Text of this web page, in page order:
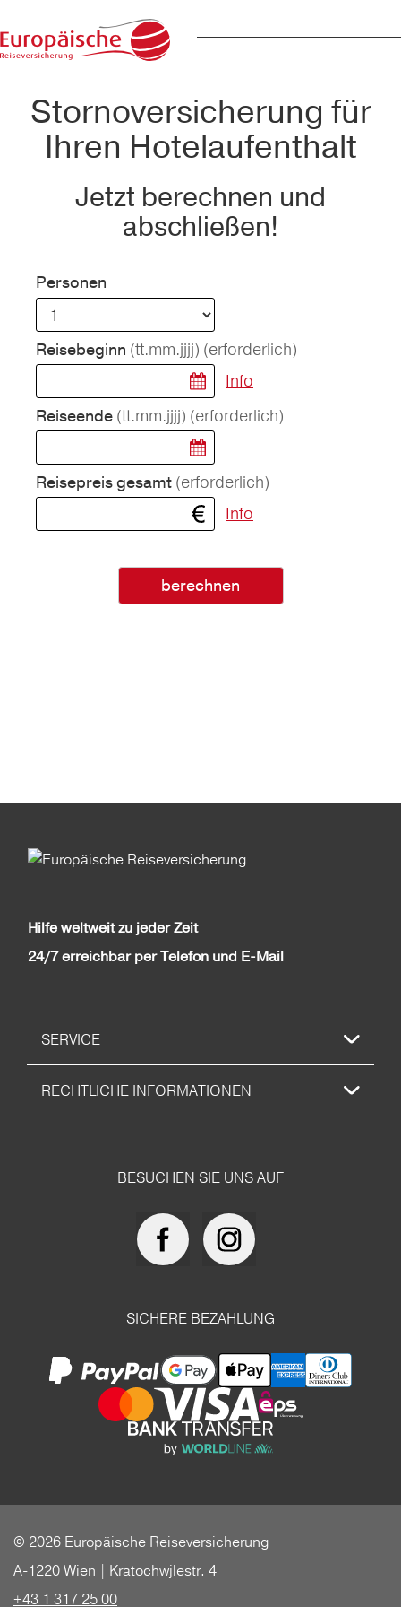
Stornoversicherung für
Ihren Hotelaufenthalt
Jetzt berechnen und
abschließen!
Personen
Reisebeginn (tt.mm.jjjj) (erforderlich)
Info
Reiseende (tt.mm.jjjj) (erforderlich)
Reisepreis gesamt (erforderlich)
Info
berechnen
Hilfe weltweit zu jeder Zeit
24/7 erreichbar per Telefon und E-Mail
SERVICE
RECHTLICHE INFORMATIONEN
BESUCHEN SIE UNS AUF
SICHERE BEZAHLUNG
© 2026 Europäische Reiseversicherung
A-1220 Wien | Kratochwjlestr. 4
+43 1 317 25 00